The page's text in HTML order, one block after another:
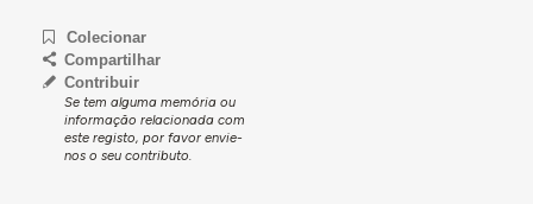
Colecionar
Compartilhar
Contribuir
Se tem alguma memória ou
informação relacionada com
este registo, por favor envie-
nos o seu contributo.